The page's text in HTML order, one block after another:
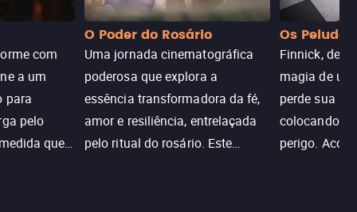
com
a um
para
pelo
que
O Poder do Rosário
Uma jornada cinematográfica
poderosa que explora a
essência transformadora da fé,
amor e resiliência, entrelaçada
pelo ritual do rosário. Este
Os Peludos
Finnick,
magia de
perde sua
colocando
perigo.